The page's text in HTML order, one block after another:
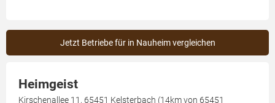
Jetzt Betriebe für in Nauheim vergleichen
Heimgeist
Kirschenallee 11, 65451 Kelsterbach (14km von 65451